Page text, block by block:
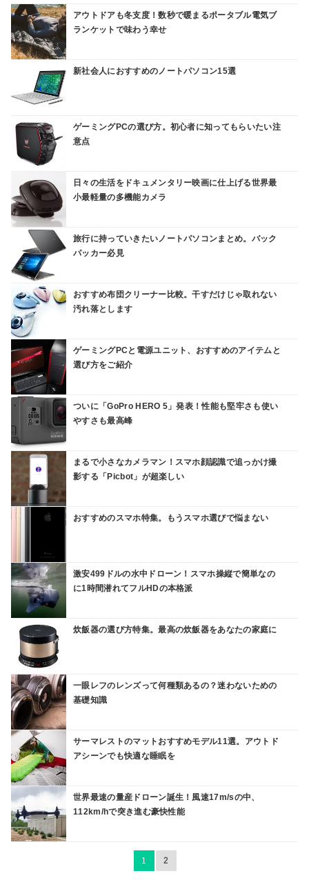
アウトドアも冬支度！数秒で暖まるポータブル電気ブ
ランケットで味わう幸せ
新社会人におすすめのノートパソコン15選
ゲーミングPCの選び方。初心者に知ってもらいたい注
意点
日々の生活をドキュメンタリー映画に仕上げる世界最
小最軽量の多機能カメラ
旅行に持っていきたいノートパソコンまとめ。バック
パッカー必見
おすすめ布団クリーナー比較。干すだけじゃ取れない
汚れ落とします
ゲーミングPCと電源ユニット、おすすめのアイテムと
選び方をご紹介
ついに「GoPro HERO 5」発表！性能も堅牢さも使い
やすさも最高峰
まるで小さなカメラマン！スマホ顔認識で追っかけ撮
影する「Picbot」が超楽しい
おすすめのスマホ特集。もうスマホ選びで悩まない
激安499ドルの水中ドローン！スマホ操縦で簡単なの
に1時間潜れてフルHDの本格派
炊飯器の選び方特集。最高の炊飯器をあなたの家庭に
一眼レフのレンズって何種類あるの？迷わないための
基礎知識
サーマレストのマットおすすめモデル11選。アウトド
アシーンでも快適な睡眠を
世界最速の量産ドローン誕生！風速17m/sの中、
112km/hで突き進む豪快性能
1 2